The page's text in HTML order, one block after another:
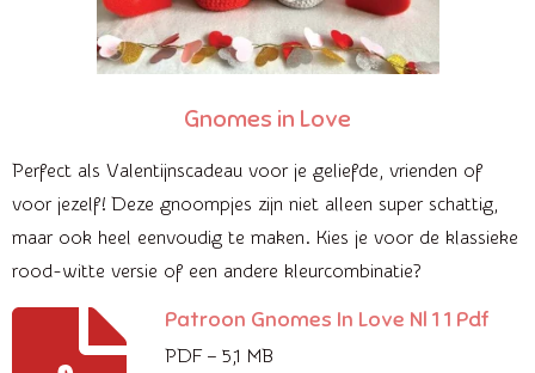
Gnomes in Love
Perfect als Valentijnscadeau voor je geliefde, vrienden of
voor jezelf! Deze gnoompjes zijn niet alleen super schattig,
maar ook heel eenvoudig te maken. Kies je voor de klassieke
rood-witte versie of een andere kleurcombinatie?
Patroon Gnomes In Love Nl 1 1 Pdf
PDF – 5,1 MB